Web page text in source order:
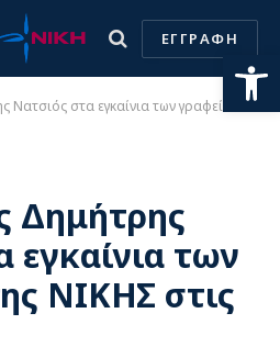
ΕΓΓΡΑΦΗ
εγκαίνια των γραφείων της ΝΙΚΗΣ στις Σέρρες
Δημήτρης
εγκαίνια των
ΝΙΚΗΣ στις